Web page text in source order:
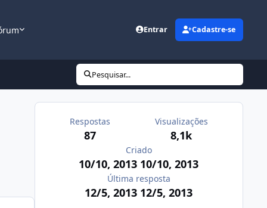
Entrar Cadastre-se
Pesquisar...
Respostas
87
Visualizações
8,1k
Criado
10/10, 2013 10/10, 2013
Última resposta
12/5, 2013 12/5, 2013